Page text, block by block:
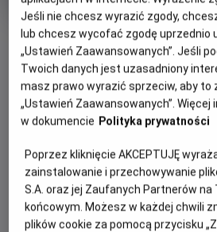
OBSERWUJ
rok
PREMIERA
8 września 2023
Inesa Kurklietyté
Modesta
OBSADA
Elijas Malinauskas, Vilnė Konstancija
Balabonas, Vincentas Švedas
WIĘCEJ
Serce dziesięcioletniego Eljasza
skóry. Musi na siebie uważać i nosić
Jego niecodzienny wygląd budzi
Jeśli nie chcesz wyrazić zgody,
lub chcesz wycofać zgodę uprzednio
„Ustawień Zaawansowanych”. Jeśli
Twoich danych jest uzasadniony
masz prawo wyrazić sprzeciw, aby to
„Ustawień Zaawansowanych”.
w dokumencie Polityka prywatności
Poprzez kliknięcie AKCEPTUJĘ
zainstalowanie i przechowywanie
S.A. oraz jej Zaufanych Partnerów
końcowym. Możesz w każdej chwili
plików cookie za pomocą przycisku